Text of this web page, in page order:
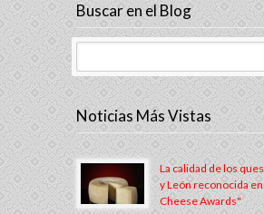
Buscar en el Blog
Noticias Más Vistas
La calidad de los
y León reconocida
Cheese Awards"